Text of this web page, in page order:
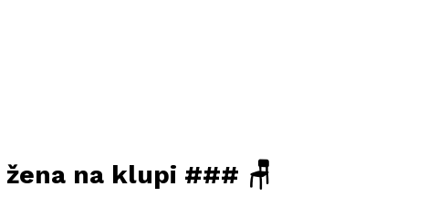
na klupi ### 🪑